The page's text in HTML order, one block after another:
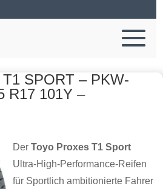
SPORT – PKW-
R17 101Y –
Der Toyo Proxes T1 Sport
Ultra-High-Performance-Reifen
für Sportlich ambitionierte Fahrer